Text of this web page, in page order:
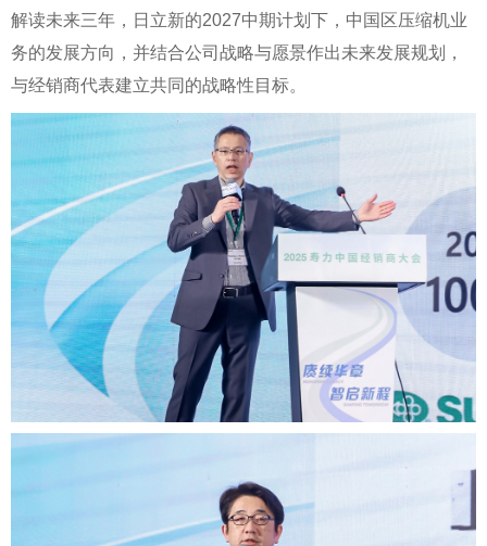
解读未来三年，日立新的2027中期计划下，中国区压缩机业
务的发展方向，并结合公司战略与愿景作出未来发展规划，
与经销商代表建立共同的战略性目标。